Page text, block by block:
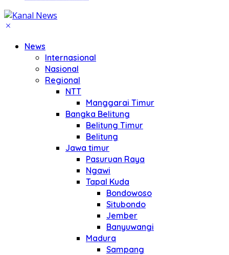
News
Internasional
Nasional
Regional
NTT
Manggarai Timur
Bangka Belitung
Belitung Timur
Belitung
Jawa timur
Pasuruan Raya
Ngawi
Tapal Kuda
Bondowoso
Situbondo
Jember
Banyuwangi
Madura
Sampang